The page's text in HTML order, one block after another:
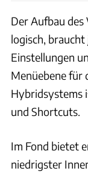
Der Aufbau des
logisch,
Einstellungen
Menüebene für
Hybridsystems
und Shortcuts.
Im Fond bietet
niedrigster